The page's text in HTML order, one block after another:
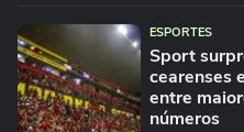
ESPORTES
Sport
cearenses
entre
números